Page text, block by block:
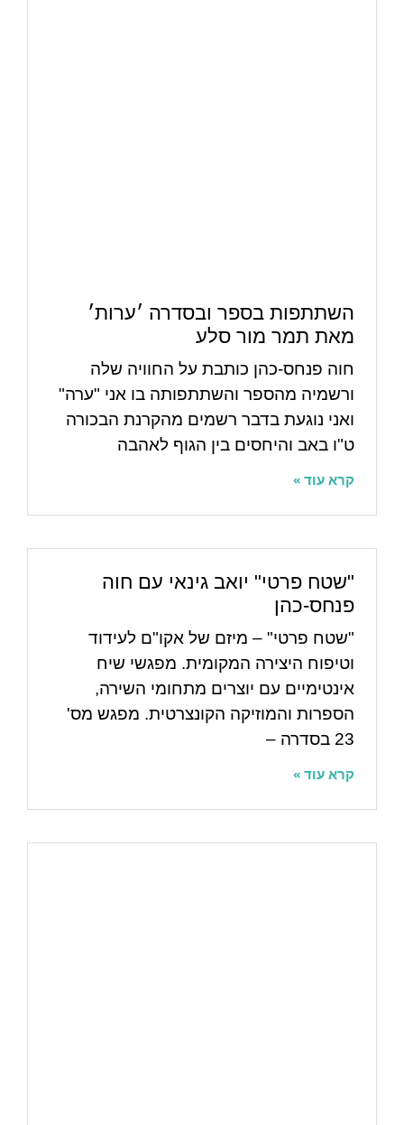
השתתפות בספר ובסדרה ׳ערות׳
מאת תמר מור סלע
חוה פנחס-כהן כותבת על החוויה שלה
ורשמיה מהספר והשתתפותה בו אני "ערה"
ואני נוגעת בדבר רשמים מהקרנת הבכורה
ט"ו באב והיחסים בין הגוף לאהבה
קרא עוד »
"שטח פרטי" יואב גינאי עם חוה
פנחס-כהן
"שטח פרטי" – מיזם של אקו"ם לעידוד
וטיפוח היצירה המקומית. מפגשי שיח
אינטימיים עם יוצרים מתחומי השירה,
הספרות והמוזיקה הקונצרטית. מפגש מס'
23 בסדרה –
קרא עוד »